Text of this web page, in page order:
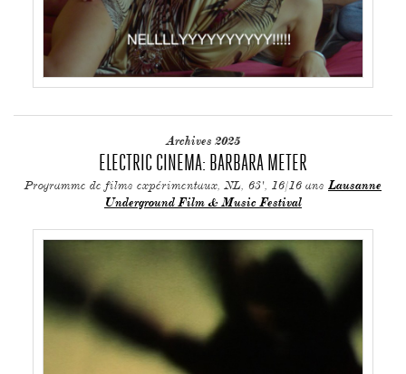
Archives 2025
ELECTRIC CINEMA: BARBARA METER
Programme de films expérimentaux, NL, 63', 16/16 ans Lausanne
Underground Film & Music Festival